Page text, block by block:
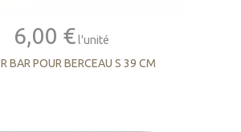
6,00 € l'unité
BAR POUR BERCEAU S 39 CM